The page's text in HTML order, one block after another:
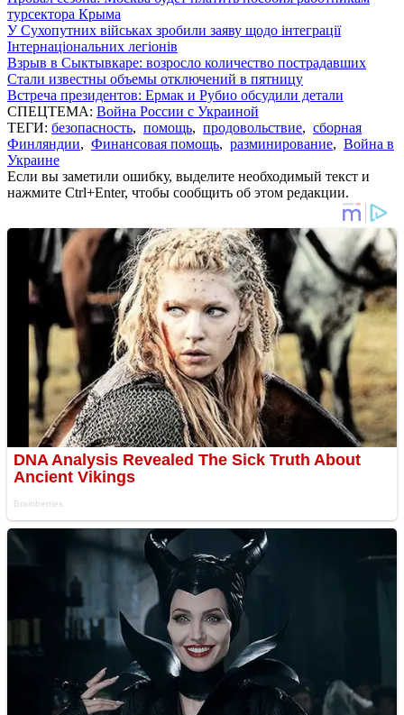
турсектора Крыма
У Сухопутних військах зробили заяву щодо інтеграції
Інтернаціональних легіонів
Взрыв в Сыктывкаре: возросло количество пострадавших
Стали известны объемы отключений в пятницу
Встреча президентов: Ермак и Рубио обсудили детали
СПЕЦТЕМА: Война России с Украиной
ТЕГИ: безопасность, помощь, продовольствие, сборная
Финляндии, Финансовая помощь, разминирование, Война в
Украине
Если вы заметили ошибку, выделите необходимый текст и
нажмите Ctrl+Enter, чтобы сообщить об этом редакции.